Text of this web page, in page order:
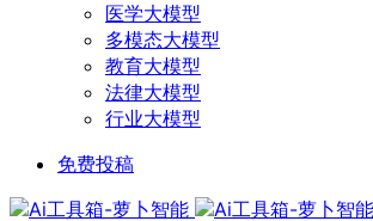
医学大模型
多模态大模型
教育大模型
法律大模型
行业大模型
免费投稿